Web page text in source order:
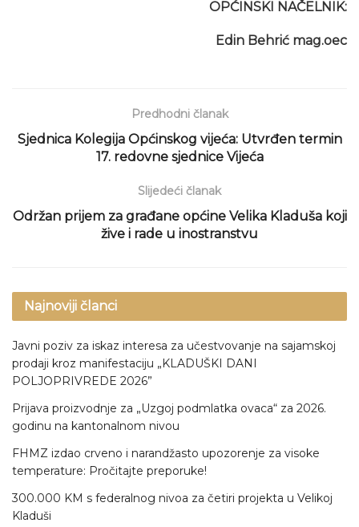
OPĆINSKI NAČELNIK:
Edin Behrić mag.oec
Predhodni članak
Sjednica Kolegija Općinskog vijeća: Utvrđen termin
17. redovne sjednice Vijeća
Slijedeći članak
Održan prijem za građane općine Velika Kladuša koji
žive i rade u inostranstvu
Najnoviji članci
Javni poziv za iskaz interesa za učestvovanje na sajamskoj
prodaji kroz manifestaciju „KLADUŠKI DANI
POLJOPRIVREDE 2026”
Prijava proizvodnje za „Uzgoj podmlatka ovaca“ za 2026.
godinu na kantonalnom nivou
FHMZ izdao crveno i narandžasto upozorenje za visoke
temperature: Pročitajte preporuke!
300.000 KM s federalnog nivoa za četiri projekta u Velikoj
Kladuši